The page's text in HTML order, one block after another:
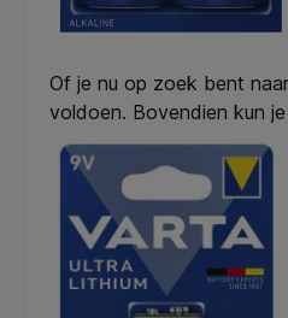
Of je nu op zoek bent
voldoen. Bovendien kun